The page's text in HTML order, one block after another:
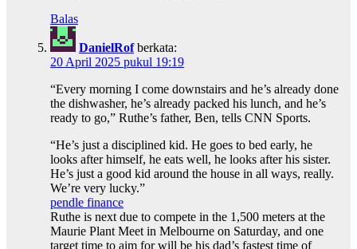
Balas
DanielRof berkata:
20 April 2025 pukul 19:19
“Every morning I come downstairs and he’s already done
the dishwasher, he’s already packed his lunch, and he’s
ready to go,” Ruthe’s father, Ben, tells CNN Sports.
“He’s just a disciplined kid. He goes to bed early, he
looks after himself, he eats well, he looks after his sister.
He’s just a good kid around the house in all ways, really.
We’re very lucky.”
pendle finance
Ruthe is next due to compete in the 1,500 meters at the
Maurie Plant Meet in Melbourne on Saturday, and one
target time to aim for will be his dad’s fastest time of